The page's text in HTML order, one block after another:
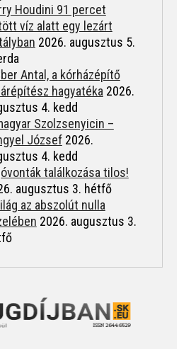
Houdini 91 percet
víz alatt egy lezárt
2026. augusztus 5.
Antal, a kórházépítő
hagyatéka 2026.
4. kedd
Szolzsenyicin –
József 2026.
4. kedd
találkozása tilos!
augusztus 3. hétfő
az abszolút nulla
2026. augusztus 3.